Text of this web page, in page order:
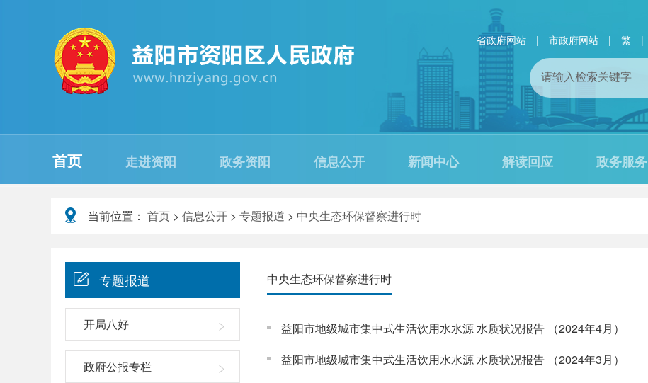
省政府网站
| 市政府网站 | 繁 |
首页 走进资阳 政务资阳 信息公开 新闻中心 解读回应 政务服务
当前位置： 首页 > 信息公开 > 专题报道 > 中央生态环保督察进行时
专题报道
开局八好
政府公报专栏
中央生态环保督察进行时
益阳市地级城市集中式生活饮用水水源 水质状况报告 （2024年4月）
益阳市地级城市集中式生活饮用水水源 水质状况报告 （2024年3月）